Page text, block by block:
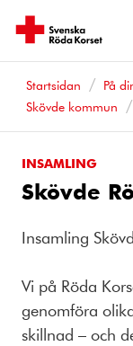
Startsidan På
Skövde kommun
INSAMLING
Skövde
Insamling
Vi på Röda
genomföra
skillnad – och